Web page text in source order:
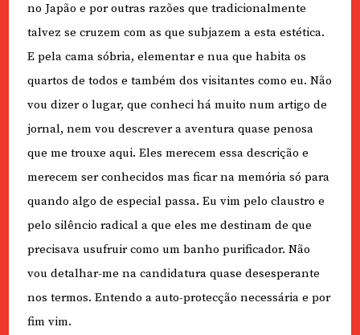
no Japão e por outras razões que tradicionalmente
talvez se cruzem com as que subjazem a esta estética.
E pela cama sóbria, elementar e nua que habita os
quartos de todos e também dos visitantes como eu. Não
vou dizer o lugar, que conheci há muito num artigo de
jornal, nem vou descrever a aventura quase penosa
que me trouxe aqui. Eles merecem essa descrição e
merecem ser conhecidos mas ficar na memória só para
quando algo de especial passa. Eu vim pelo claustro e
pelo silêncio radical a que eles me destinam de que
precisava usufruir como um banho purificador. Não
vou detalhar-me na candidatura quase desesperante
nos termos. Entendo a auto-protecção necessária e por
fim vim.